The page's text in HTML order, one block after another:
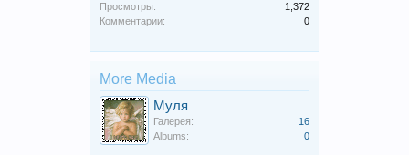
Просмотры:
1,372
Комментарии:
0
More Media
Муля
Галерея:
16
Albums:
0